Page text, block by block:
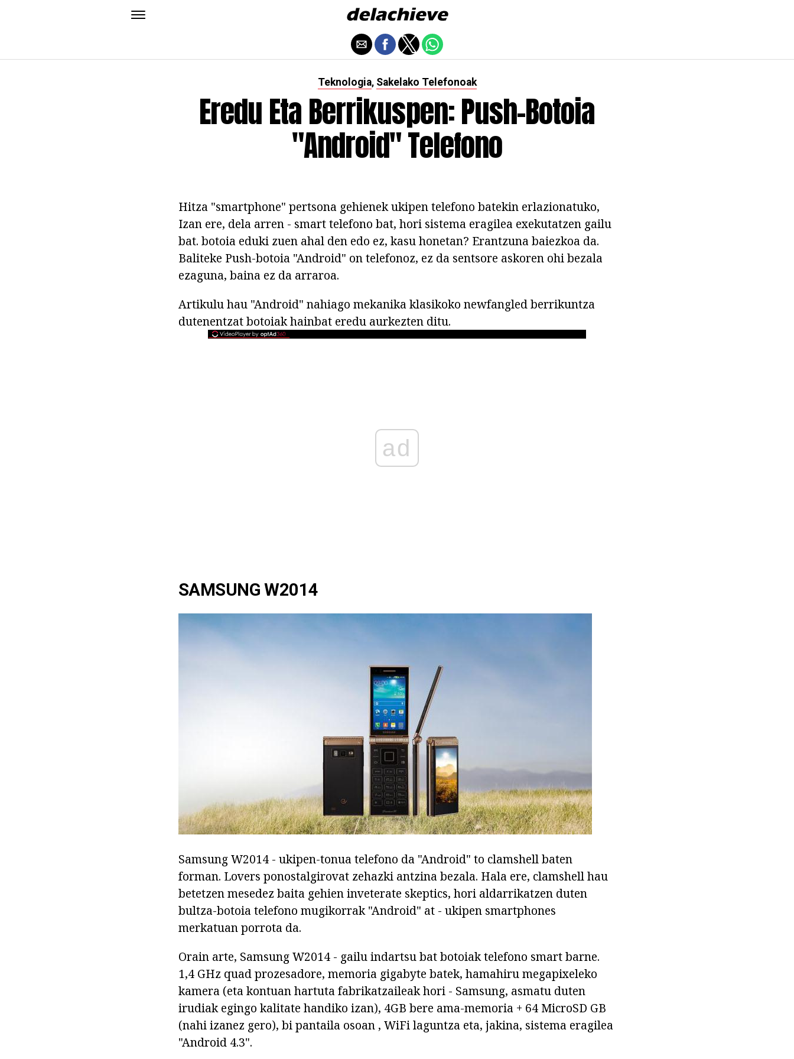
Teknologia, Sakelako Telefonoak
Eredu Eta Berrikuspen: Push-Botoia
"Android" Telefono
Hitza "smartphone" pertsona gehienek ukipen telefono batekin erlazionatuko,
Izan ere, dela arren - smart telefono bat, hori sistema eragilea exekutatzen gailu
bat. botoia eduki zuen ahal den edo ez, kasu honetan? Erantzuna baiezkoa da.
Baliteke Push-botoia "Android" on telefonoz, ez da sentsore askoren ohi bezala
ezaguna, baina ez da arraroa.
Artikulu hau "Android" nahiago mekanika klasikoko newfangled berrikuntza
dutenentzat botoiak hainbat eredu aurkezten ditu.
ad
SAMSUNG W2014
Samsung W2014 - ukipen-tonua telefono da "Android" to clamshell baten
forman. Lovers ponostalgirovat zehazki antzina bezala. Hala ere, clamshell hau
betetzen mesedez baita gehien inveterate skeptics, hori aldarrikatzen duten
bultza-botoia telefono mugikorrak "Android" at - ukipen smartphones
merkatuan porrota da.
Orain arte, Samsung W2014 - gailu indartsu bat botoiak telefono smart barne.
1,4 GHz quad prozesadore, memoria gigabyte batek, hamahiru megapixeleko
kamera (eta kontuan hartuta fabrikatzaileak hori - Samsung, asmatu duten
irudiak egingo kalitate handiko izan), 4GB bere ama-memoria + 64 MicroSD GB
(nahi izanez gero), bi pantaila osoan , WiFi laguntza eta, jakina, sistema eragilea
"Android 4.3".